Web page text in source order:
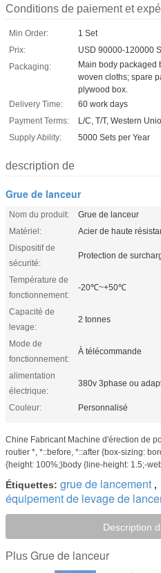
Conditions de paiement et
Min Order:
1 Set
Prix:
USD 90000-120000
Packaging:
Main body packaged
woven cloths; spare
plywood box.
Delivery Time:
60 work days
Payment Terms:
L/C, T/T, Western
Supply Ability:
5000 Sets per Year
description de
Grue de lanceur
Nom du produit:
Grue de lanceur
Matériel:
Acier de haute
Dispositif de
sécurité:
Protection de
Température de
fonctionnement:
-20℃~+50℃
Capacité de
levage:
2 tonnes
Mode de
fonctionnement:
À télécommande
alimentation
électrique:
380v 3phase ou
Couleur: Personnalisé
Chine Fabricant Machine d'érection de
routier *, *::before, *::after {box-sizing:
{height: 100%;}body {line-height: 1.5;-
Étiquettes: grue de lancement ,
équipement de levage de
Description
Plus Grue de lanceur